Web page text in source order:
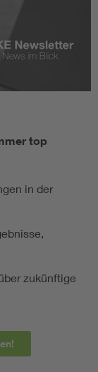
top
in der
zukünftige